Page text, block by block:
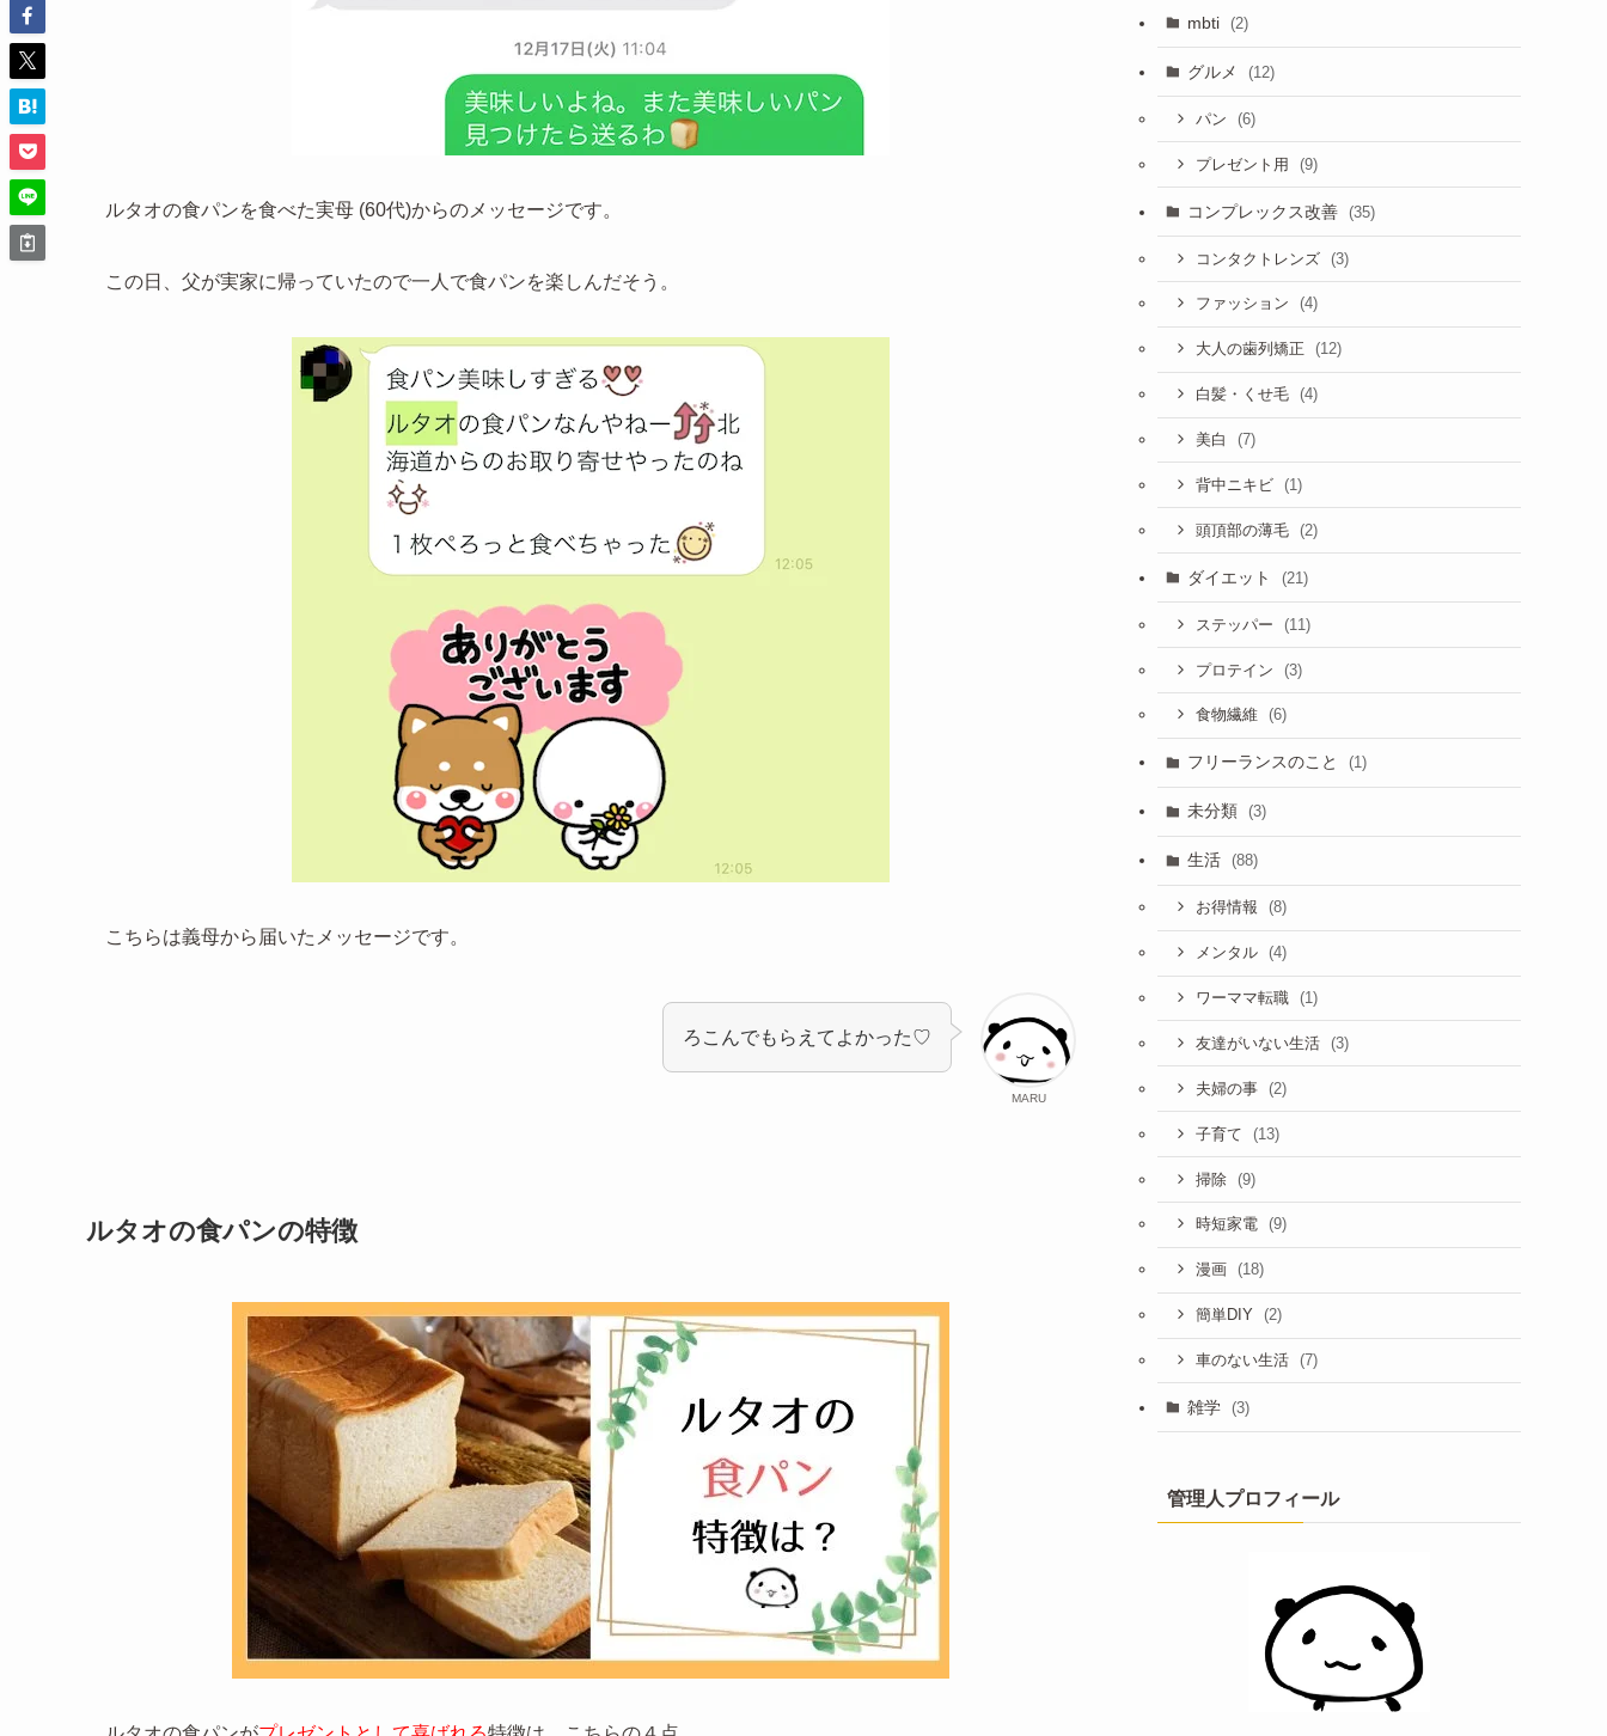
ルタオの食パンを食べた実母 (60代)からのメッセージです。
この日、父が実家に帰っていたので一人で食パンを楽しんだそう。
こちらは義母から届いたメッセージです。
MARU
ろこんでもらえてよかった♡
ルタオの食パンの特徴
mbti (2)
グルメ (12)
パン (6)
プレゼント用 (9)
コンプレックス改善 (35)
コンタクトレンズ (3)
ファッション (4)
大人の歯列矯正 (12)
白髪・くせ毛 (4)
美白 (7)
背中ニキビ (1)
頭頂部の薄毛 (2)
ダイエット (21)
ステッパー (11)
プロテイン (3)
食物繊維 (6)
フリーランスのこと (1)
未分類 (3)
生活 (88)
お得情報 (8)
メンタル (4)
ワーママ転職 (1)
友達がいない生活 (3)
夫婦の事 (2)
子育て (13)
掃除 (9)
時短家電 (9)
漫画 (18)
簡単DIY (2)
車のない生活 (7)
雑学 (3)
管理人プロフィール